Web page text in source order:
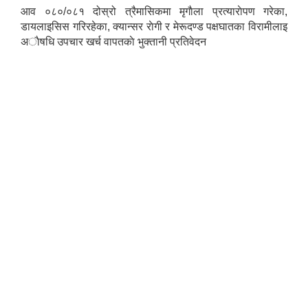
आव ०८०/०८१ दोस्रो त्रैमासिकमा मृगाैला प्रत्याराेपण गरेका,
डायलाइसिस गरिरहेका, क्यान्सर राेगी र मेरूदण्ड पक्षघातका विरामीलाइ
अाैषधि उपचार खर्च वापतकाे भुक्तानी प्रतिवेदन